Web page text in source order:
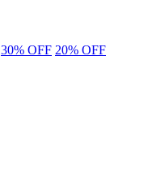
30% OFF 20% OFF